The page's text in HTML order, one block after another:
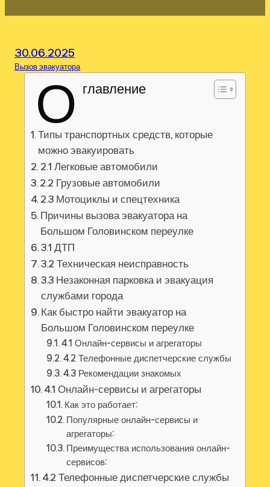
30.06.2025
Вызов эвакуатора
О главление
Типы транспортных средств, которые
можно эвакуировать
2.1 Легковые автомобили
2.2 Грузовые автомобили
2.3 Мотоциклы и спецтехника
Причины вызова эвакуатора на
Большом Головинском переулке
3.1 ДТП
3.2 Техническая неисправность
3.3 Незаконная парковка и эвакуация
службами города
Как быстро найти эвакуатор на
Большом Головинском переулке
4.1 Онлайн-сервисы и агрегаторы
4.2 Телефонные диспетчерские службы
4.3 Рекомендации знакомых
4.1 Онлайн-сервисы и агрегаторы
Как это работает:
Популярные онлайн-сервисы и
агрегаторы:
Преимущества использования онлайн-
сервисов:
4.2 Телефонные диспетчерские службы